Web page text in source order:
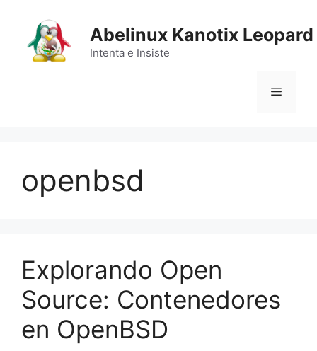
contenido
Abelinux Kanotix Leopard
Intenta e Insiste
Menú
openbsd
Explorando Open
Source: Contenedores
en OpenBSD